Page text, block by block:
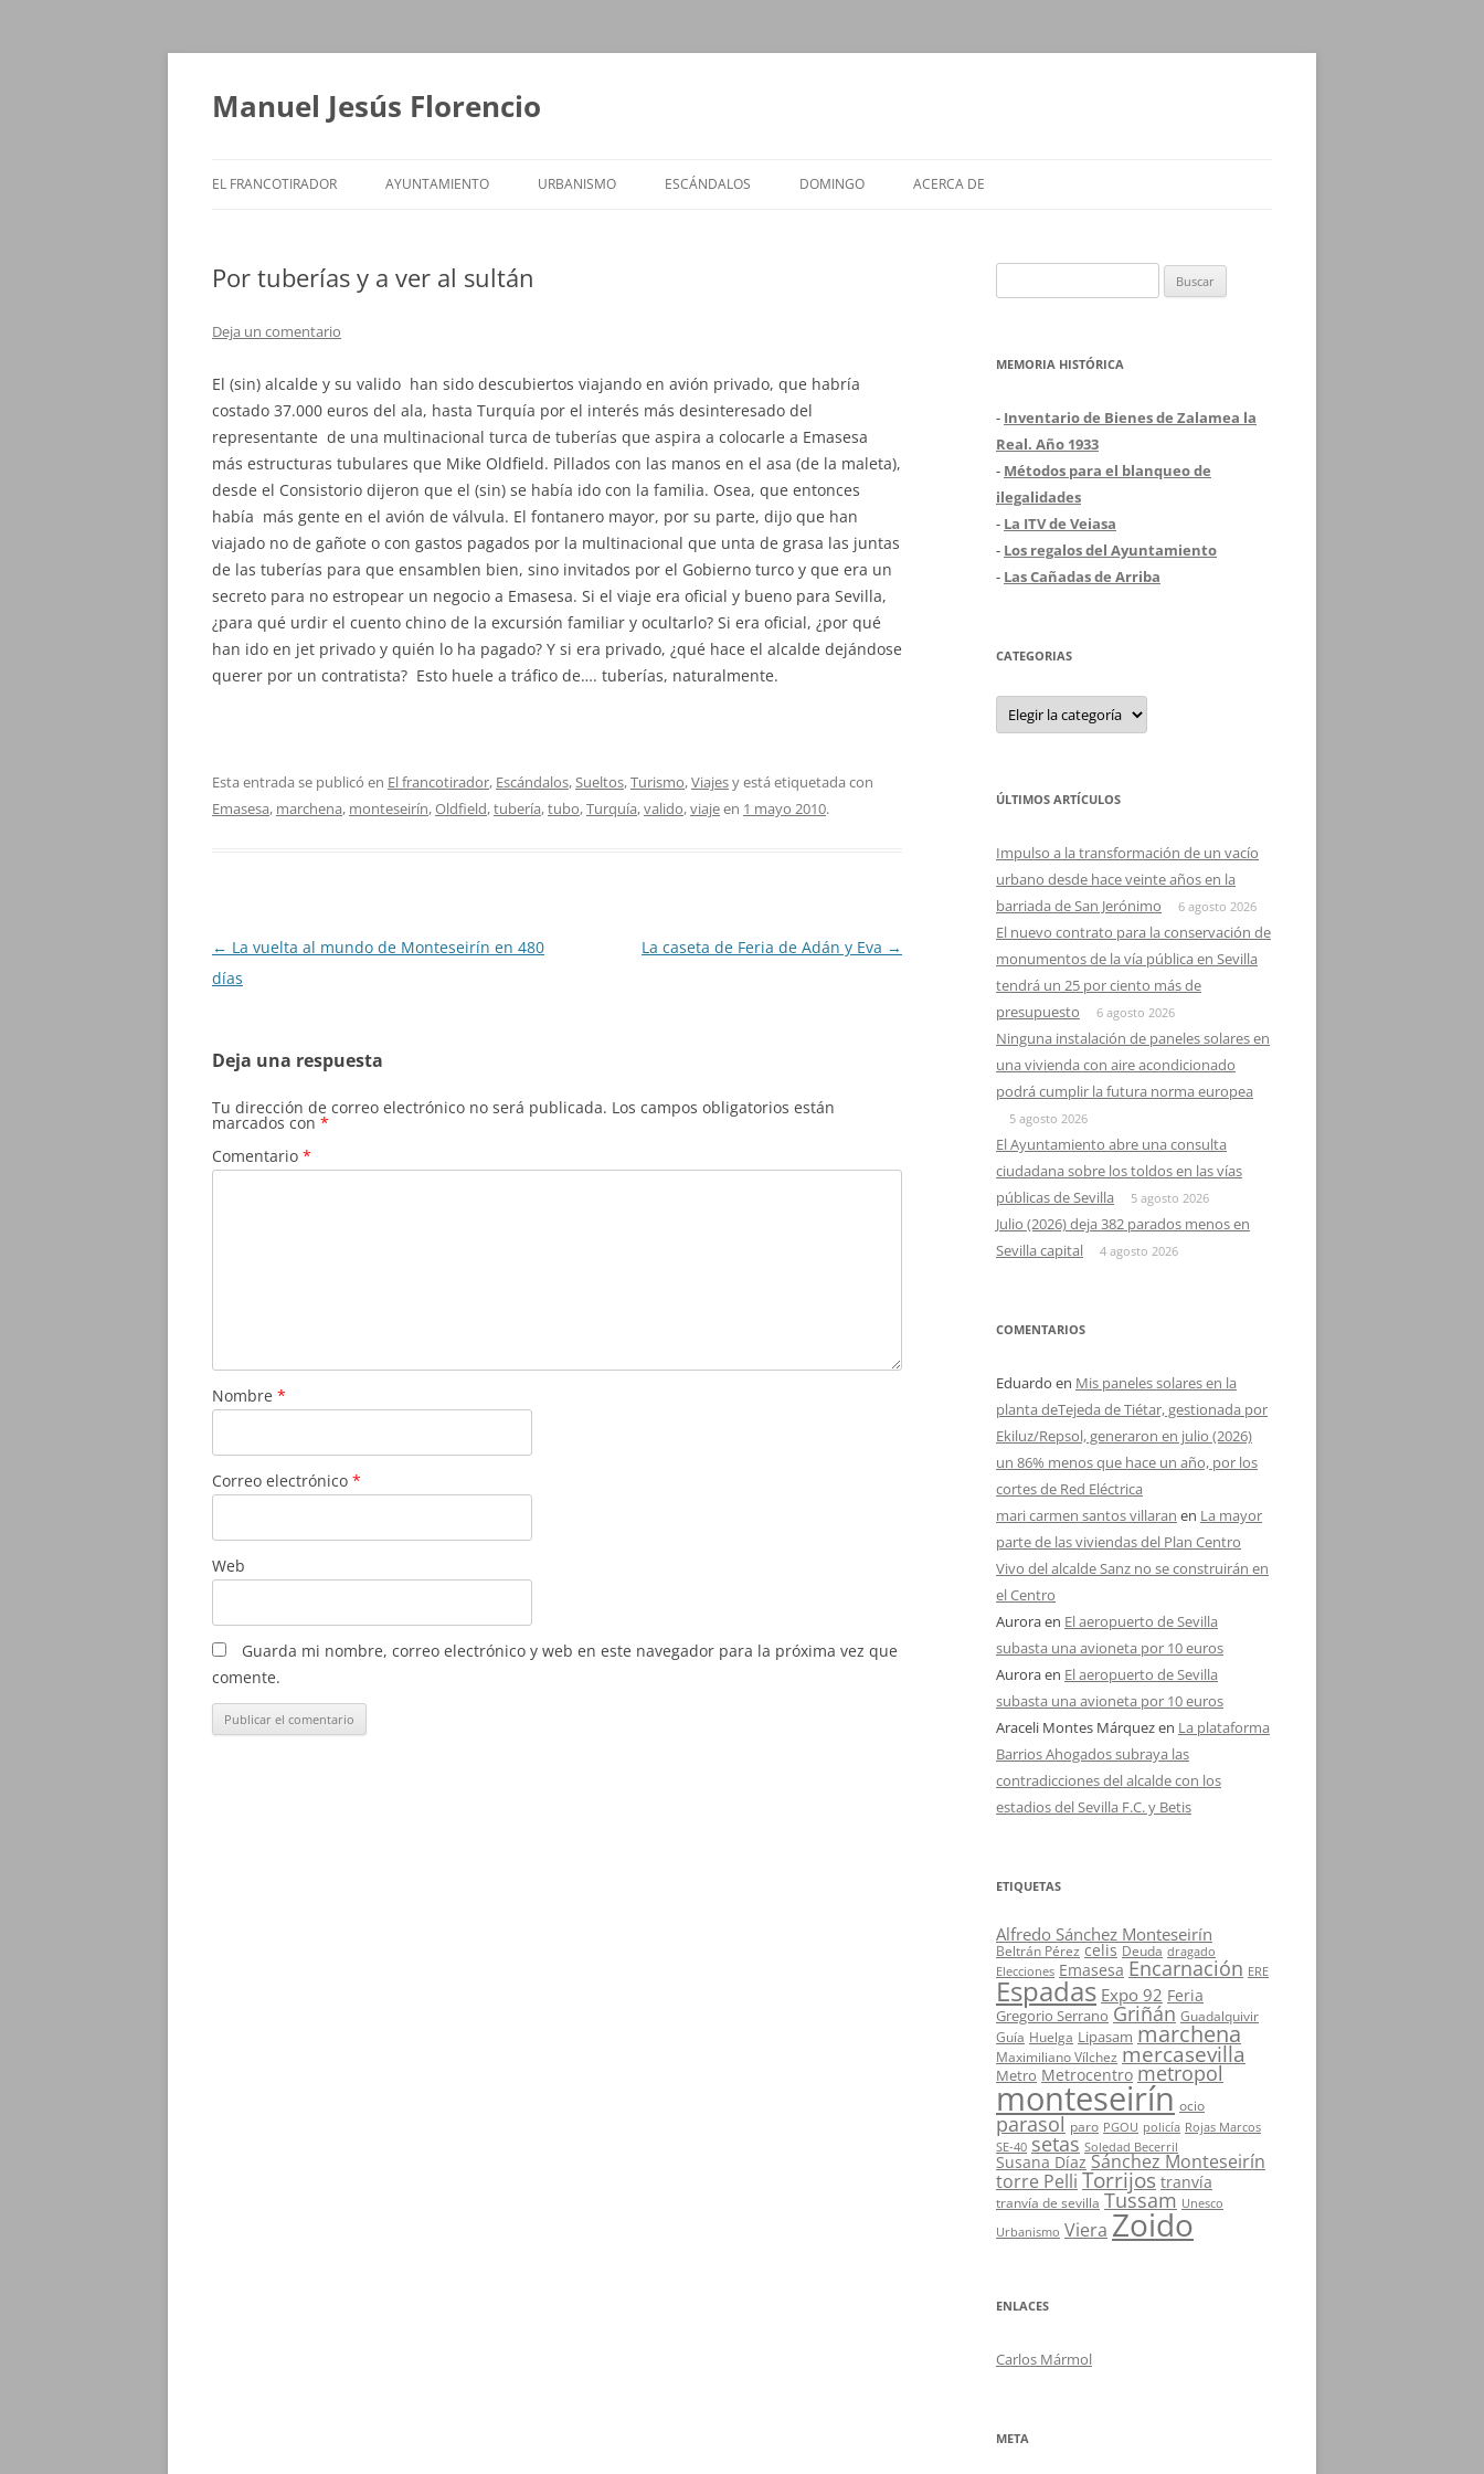
Saltar
Manuel Jesús Florencio
EL FRANCOTIRADOR AYUNTAMIENTO URBANISMO ESCÁNDALOS DOMINGO ACERCA DE
Por tuberías y a ver al sultán
Deja un comentario
El (sin) alcalde y su valido han sido descubiertos viajando en avión privado, que habría
costado 37.000 euros del ala, hasta Turquía por el interés más desinteresado del
representante de una multinacional turca de tuberías que aspira a colocarle a Emasesa
más estructuras tubulares que Mike Oldfield. Pillados con las manos en el asa (de la maleta),
desde el Consistorio dijeron que el (sin) se había ido con la familia. Osea, que entonces
había más gente en el avión de válvula. El fontanero mayor, por su parte, dijo que han
viajado no de gañote o con gastos pagados por la multinacional que unta de grasa las juntas
de las tuberías para que ensamblen bien, sino invitados por el Gobierno turco y que era un
secreto para no estropear un negocio a Emasesa. Si el viaje era oficial y bueno para Sevilla,
¿para qué urdir el cuento chino de la excursión familiar y ocultarlo? Si era oficial, ¿por qué
han ido en jet privado y quién lo ha pagado? Y si era privado, ¿qué hace el alcalde dejándose
querer por un contratista? Esto huele a tráfico de…. tuberías, naturalmente.
Esta entrada se publicó en El francotirador, Escándalos,Sueltos,Turismo,Viajesy está etiquetada con
Emasesa, marchena, monteseirín,Oldfield,tubería,tubo,Turquía,valido,viajeen 1 mayo 2010.
Navegación
de
← La vuelta al mundo de Monteseirín en 480
días
La caseta de Feria de Adán y Eva →
Deja una respuesta
Tu dirección de correo electrónico no será publicada. Los campos obligatorios están
marcados con *
Comentario *
Nombre *
Correo electrónico *
Web
Guarda mi nombre, correo electrónico y web en este navegador para la próxima vez que
comente.
MEMORIA HISTÓRICA
- Inventario de Bienes de Zalamea la
Real. Año 1933
- Métodos para el blanqueo de
ilegalidades
- La ITV de Veiasa
- Los regalos del Ayuntamiento
- Las Cañadas de Arriba
CATEGORIAS
Categorias
ÚLTIMOS ARTÍCULOS
Impulso a la transformación de un vacío
urbano desde hace veinte años en la
barriada de San Jerónimo
6 agosto 2026
El nuevo contrato para la conservación de
monumentos de la vía pública en Sevilla
tendrá un 25 por ciento más de
presupuesto
6 agosto 2026
Ninguna instalación de paneles solares en
una vivienda con aire acondicionado
podrá cumplir la futura norma europea
5 agosto 2026
El Ayuntamiento abre una consulta
ciudadana sobre los toldos en las vías
públicas de Sevilla
5 agosto 2026
Julio (2026) deja 382 parados menos en
Sevilla capital
4 agosto 2026
COMENTARIOS
Eduardo en Mis paneles solares en la
planta deTejeda de Tiétar, gestionada por
Ekiluz/Repsol, generaron en julio (2026)
un 86% menos que hace un año, por los
cortes de Red Eléctrica
mari carmen santos villaran en La mayor
parte de las viviendas del Plan Centro
Vivo del alcalde Sanz no se construirán en
el Centro
Auroraen El aeropuerto de Sevilla
subasta una avioneta por 10 euros
Auroraen El aeropuerto de Sevilla
subasta una avioneta por 10 euros
Araceli Montes Márquezen La plataforma
Barrios Ahogados subraya las
contradicciones del alcalde con los
estadios del Sevilla F.C. y Betis
ETIQUETAS
Alfredo Sánchez Monteseirín
Beltrán Pérez celis Deuda dragado
Elecciones Emasesa Encarnación ERE
Espadas Expo 92 Feria
Gregorio Serrano Griñán Guadalquivir
Guía Huelga Lipasam marchena
Maximiliano Vílchez mercasevilla
Metro Metrocentro metropol
monteseirín ocio
parasol paro PGOU policía Rojas Marcos
SE-40 setas Soledad Becerril
Susana Díaz Sánchez Monteseirín
torre Pelli Torrijos tranvía
tranvía de sevilla Tussam Unesco
Urbanismo Viera Zoido
ENLACES
Carlos Mármol
META